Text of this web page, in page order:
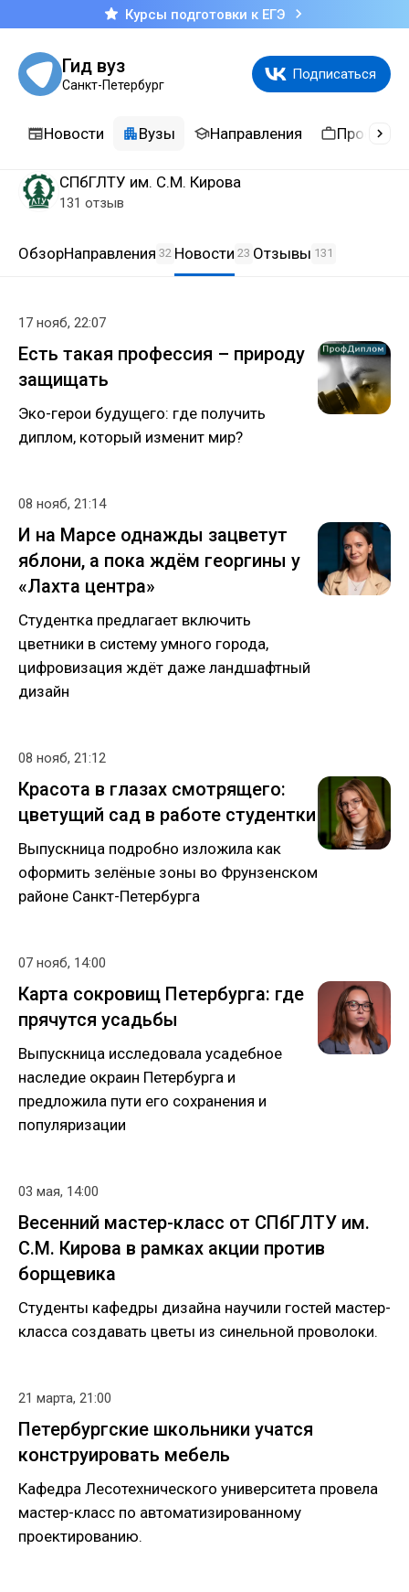
Курсы подготовки к ЕГЭ
Гид вуз
Санкт-Петербург
Подписаться
Новости Вузы Направления
СПбГЛТУ им. С.М. Кирова
131 отзыв
ОбзорНаправления 32 Новости 23 Отзывы 131
17 нояб, 22:07
Есть такая профессия – природу
защищать
Эко-герои будущего: где получить
диплом, который изменит мир?
08 нояб, 21:14
И на Марсе однажды зацветут
яблони, а пока ждём георгины у
«Лахта центра»
Студентка предлагает включить
цветники в систему умного города,
цифровизация ждёт даже ландшафтный
дизайн
08 нояб, 21:12
Красота в глазах смотрящего:
цветущий сад в работе студентки
Выпускница подробно изложила как
оформить зелёные зоны во Фрунзенском
районе Санкт-Петербурга
07 нояб, 14:00
Карта сокровищ Петербурга: где
прячутся усадьбы
Выпускница исследовала усадебное
наследие окраин Петербурга и
предложила пути его сохранения и
популяризации
03 мая, 14:00
Весенний мастер-класс от СПбГЛТУ им.
С.М. Кирова в рамках акции против
борщевика
Студенты кафедры дизайна научили гостей мастер-
класса создавать цветы из синельной проволоки.
21 марта, 21:00
Петербургские школьники учатся
конструировать мебель
Кафедра Лесотехнического университета провела
мастер-класс по автоматизированному
проектированию.